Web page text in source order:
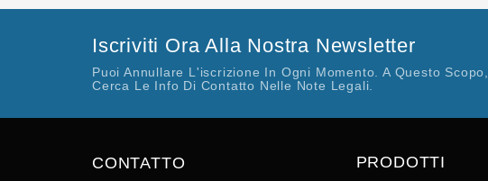
Iscriviti Ora Alla Nostra Newsletter
Puoi Annullare L'iscrizione In Ogni Momento. A Questo Scopo,
Cerca Le Info Di Contatto Nelle Note Legali.
CONTATTO PRODOTTI